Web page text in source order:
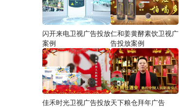
闪开来电卫视广告投放
案例
仁和姜黄酵素饮卫视广
告投放案例
佳禾时光卫视广告投放天下粮仓拜年广告